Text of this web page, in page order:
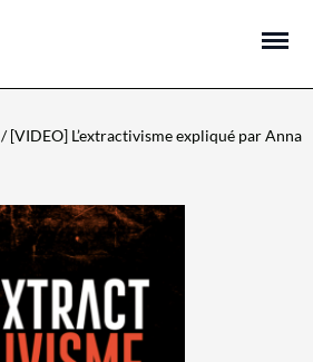
Open
/ [VIDEO] L’extractivisme expliqué par Anna